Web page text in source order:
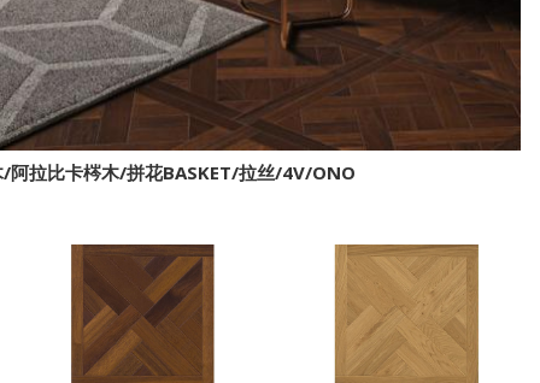
阿拉比卡梣木/拼花BASKET/拉丝/4V/ONO